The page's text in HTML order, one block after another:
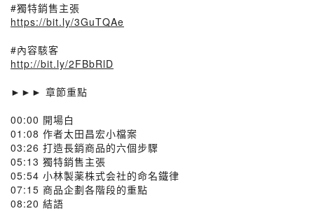
#獨特銷售主張
https://bit.ly/3GuTQAe
#內容駭客
http://bit.ly/2FBbRlD
►►► 章節重點
00:00 開場白
01:08 作者太田昌宏小檔案
03:26 打造長銷商品的六個步驟
05:13 獨特銷售主張
05:54 小林製薬株式会社的命名鐵律
07:15 商品企劃各階段的重點
08:20 結語